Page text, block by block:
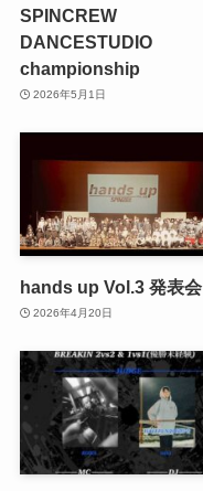
SPINCREW
DANCESTUDIO
championship
2026年5月1日
hands up Vol.3 発表会
2026年4月20日